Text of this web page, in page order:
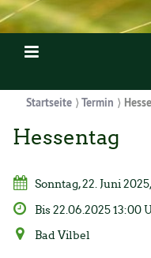
Startseite ⟩ Termin ⟩
Hessentag
Sonntag, 22. Juni
Bis 22.06.2025 13:00
Bad Vilbel